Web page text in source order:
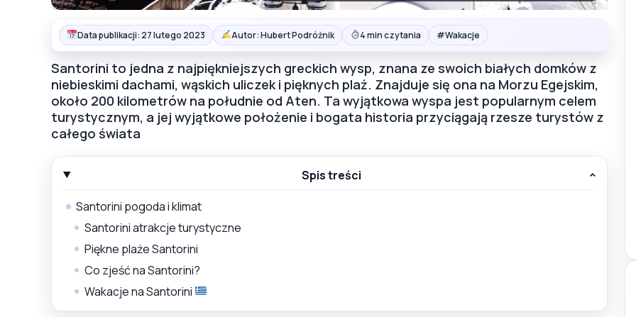
Data publikacji: 27 lutego 2023 Autor: Hubert Podróżnik 4 min czytania #Wakacje
Santorini to jedna z najpiękniejszych greckich wysp, znana ze swoich białych domków z
niebieskimi dachami, wąskich uliczek i pięknych plaż. Znajduje się ona na Morzu Egejskim,
około 200 kilometrów na południe od Aten. Ta wyjątkowa wyspa jest popularnym celem
turystycznym, a jej wyjątkowe położenie i bogata historia przyciągają rzesze turystów z
całego świata
Spis treści
Santorini pogoda i klimat
Santorini atrakcje turystyczne
Piękne plaże Santorini
Co zjeść na Santorini?
Wakacje na Santorini